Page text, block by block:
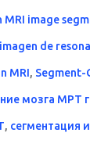
MRI image
imagen de
MRI, Segment-
мозга МРТ
, сегментация